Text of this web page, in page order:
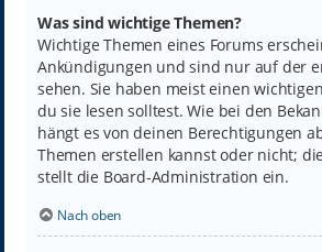
Was sind wichtige Themen?
Wichtige Themen eines Forums
Ankündigungen und sind nur auf der
sehen. Sie haben meist einen
du sie lesen solltest. Wie bei den
hängt es von deinen Berechtigungen
Themen erstellen kannst oder nicht;
stellt die Board-Administration ein.
Nach oben